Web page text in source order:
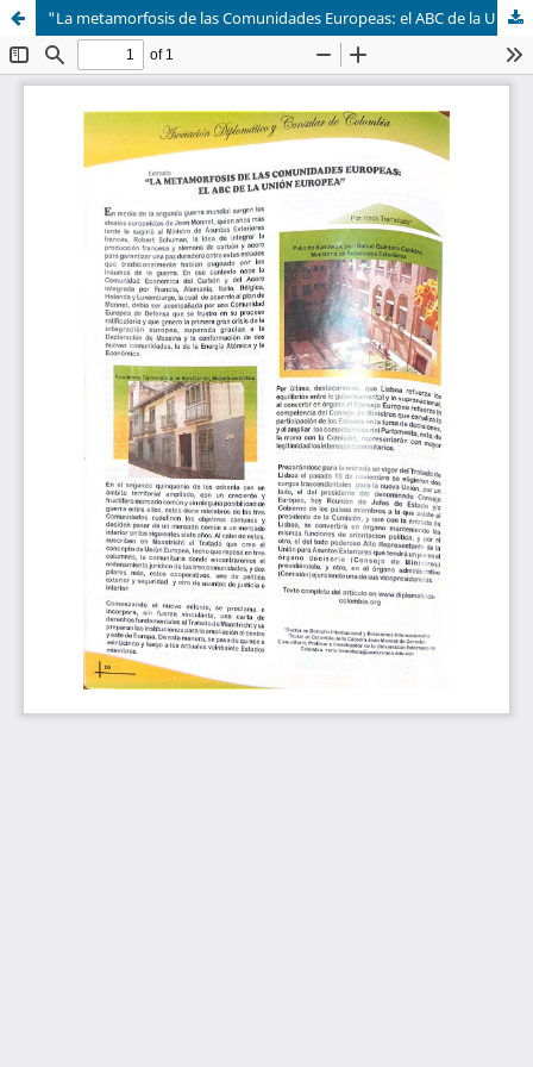
"La metamorfosis de las Comunidades Europeas: el ABC de la Unión Europea"